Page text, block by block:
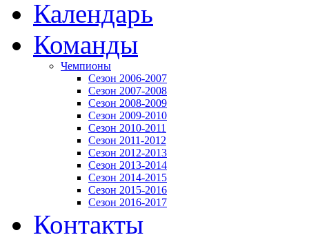
Календарь
Команды
Чемпионы
Сезон 2006-2007
Сезон 2007-2008
Сезон 2008-2009
Сезон 2009-2010
Сезон 2010-2011
Сезон 2011-2012
Сезон 2012-2013
Сезон 2013-2014
Сезон 2014-2015
Сезон 2015-2016
Сезон 2016-2017
Контакты